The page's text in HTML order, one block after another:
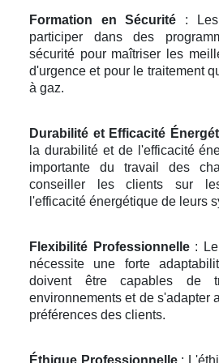
Formation en Sécurité : Les
participer dans des
sécurité pour maîtriser les
d'urgence et pour le traitement
à gaz.
Durabilité et Efficacité
la durabilité et de l'efficacité
importante du travail des
conseiller les clients sur
l'efficacité énergétique de leurs
Flexibilité Professionnelle: Le
nécessite une forte
doivent être capables de
environnements et de s'adapter
préférences des clients.